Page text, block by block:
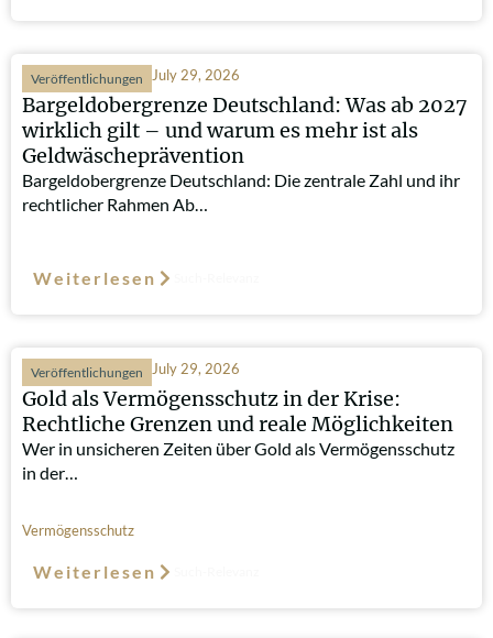
Veröffentlichungen July 29, 2026
Bargeldobergrenze Deutschland: Was ab 2027
wirklich gilt – und warum es mehr ist als
Geldwäscheprävention
Bargeldobergrenze Deutschland: Die zentrale Zahl und ihr
rechtlicher Rahmen Ab…
Weiterlesen
Veröffentlichungen July 29, 2026
Gold als Vermögensschutz in der Krise:
Rechtliche Grenzen und reale Möglichkeiten
Wer in unsicheren Zeiten über Gold als Vermögensschutz
in der…
Vermögensschutz
Weiterlesen